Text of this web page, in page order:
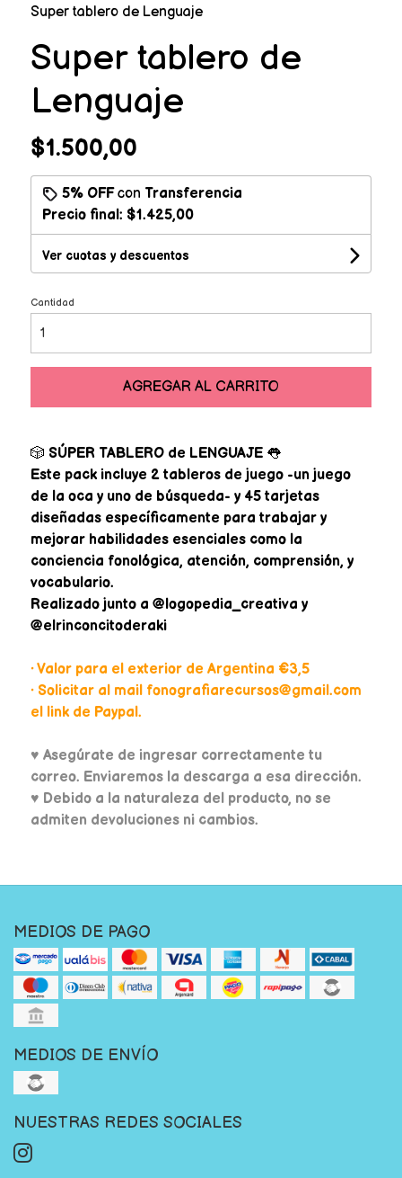
Super tablero de Lenguaje
Super tablero de
Lenguaje
$1.500,00
5% OFFcon Transferencia
Precio final: $1.425,00
Ver cuotas y descuentos
Cantidad
AGREGAR AL CARRITO
🎲 SÚPER TABLERO de LENGUAJE👅
Este pack incluye 2 tableros de juego -un juego
de la oca y uno de búsqueda- y 45 tarjetas
diseñadas específicamente para trabajar y
mejorar habilidades esenciales como la
conciencia fonológica, atención, comprensión, y
vocabulario.
Realizado junto a @logopedia_creativa y
@elrinconcitoderaki
• Valor para el exterior de Argentina €3,5
• Solicitar al mail fonografiarecursos@gmail.com
el link de Paypal.
♥ Asegúrate de ingresar correctamente tu
correo. Enviaremos la descarga a esa dirección.
♥ Debido a la naturaleza del producto, no se
admiten devoluciones ni cambios.
MEDIOS DE PAGO
MEDIOS DE ENVÍO
NUESTRAS REDES SOCIALES